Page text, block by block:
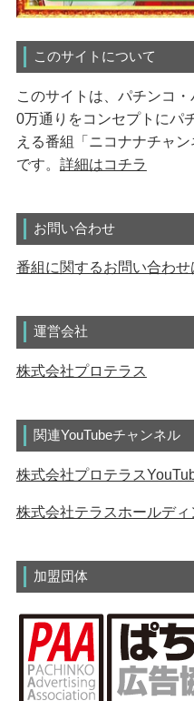
このサイトについて
このサイトは、パチンコ
0万通りをコンセプトにパ
える番組「ニコナナチャ
です。 詳細はコチラ
お問い合わせ
番組に関するお問い合わせ
運営会社
株式会社プロテラス
関連YouTubeチャンネル
株式会社プロテラス
株式会社テラスホールデ
加盟団体